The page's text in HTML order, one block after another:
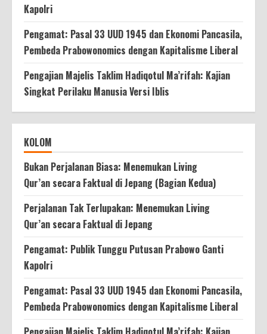
Kapolri
Pengamat: Pasal 33 UUD 1945 dan Ekonomi Pancasila,
Pembeda Prabowonomics dengan Kapitalisme Liberal
Pengajian Majelis Taklim Hadiqotul Ma’rifah: Kajian
Singkat Perilaku Manusia Versi Iblis
KOLOM
Bukan Perjalanan Biasa: Menemukan Living
Qur’an secara Faktual di Jepang (Bagian Kedua)
Perjalanan Tak Terlupakan: Menemukan Living
Qur’an secara Faktual di Jepang
Pengamat: Publik Tunggu Putusan Prabowo Ganti
Kapolri
Pengamat: Pasal 33 UUD 1945 dan Ekonomi Pancasila,
Pembeda Prabowonomics dengan Kapitalisme Liberal